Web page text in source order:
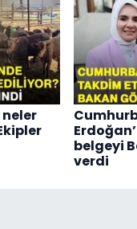
belgeyi
verdi